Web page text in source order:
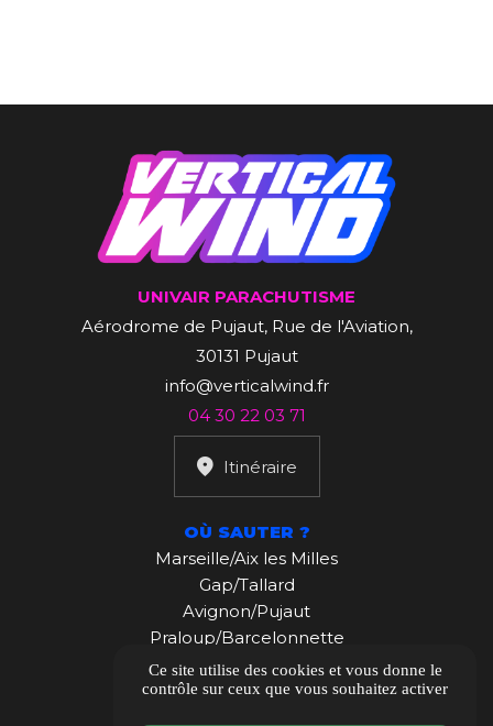
UNIVAIR PARACHUTISME
Aérodrome de Pujaut, Rue de l'Aviation,
30131 Pujaut
info@verticalwind.fr
04 30 22 03 71
Itinéraire
OÙ SAUTER ?
Marseille/Aix les Milles
Gap/Tallard
Avignon/Pujaut
Praloup/Barcelonnette
Maroc
Nouvelle Calédonie
Ce site utilise des cookies et vous donne le
contrôle sur ceux que vous souhaitez activer